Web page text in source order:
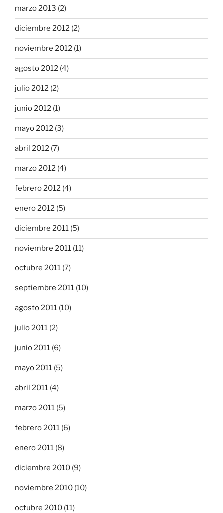
marzo 2013 (2)
diciembre 2012 (2)
noviembre 2012 (1)
agosto 2012 (4)
julio 2012 (2)
junio 2012 (1)
mayo 2012 (3)
abril 2012 (7)
marzo 2012 (4)
febrero 2012 (4)
enero 2012 (5)
diciembre 2011 (5)
noviembre 2011 (11)
octubre 2011 (7)
septiembre 2011 (10)
agosto 2011 (10)
julio 2011 (2)
junio 2011 (6)
mayo 2011 (5)
abril 2011 (4)
marzo 2011 (5)
febrero 2011 (6)
enero 2011 (8)
diciembre 2010 (9)
noviembre 2010 (10)
octubre 2010 (11)